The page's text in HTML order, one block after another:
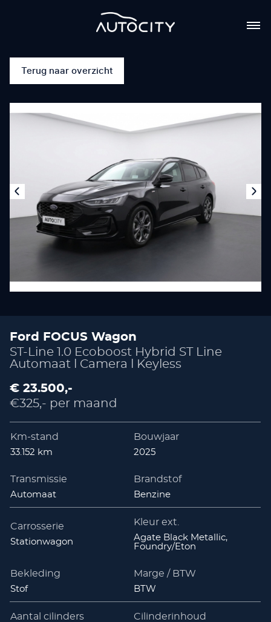
Terug naar overzicht
Ford FOCUS Wagon
ST-Line 1.0 Ecoboost Hybrid ST Line
Automaat l Camera l Keyless
€ 23.500,-
€325,- per maand
Km-stand
33.152 km
Bouwjaar
2025
Transmissie
Automaat
Brandstof
Benzine
Carrosserie
Stationwagon
Kleur ext.
Agate Black Metallic,
Foundry/Eton
Bekleding
Stof
Marge / BTW
BTW
Aantal cilinders Cilinderinhoud